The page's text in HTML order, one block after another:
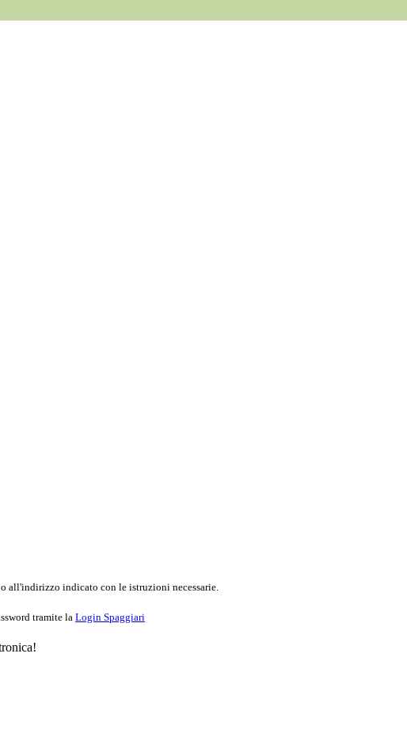
all'indirizzo indicato con le istruzioni necessarie.
tramite la Login Spaggiari